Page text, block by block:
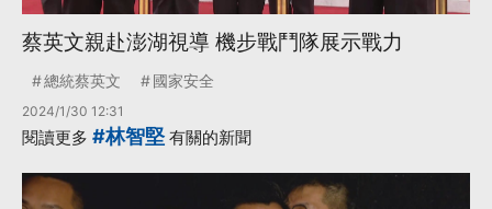
蔡英文親赴澎湖視導 機步戰鬥隊展示戰力
總統蔡英文 國家安全
2024/1/30 12:31
閱讀更多 #林智堅有關的新聞